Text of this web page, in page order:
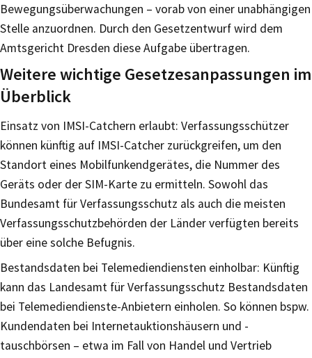
Bewegungsüberwachungen – vorab von einer unabhängigen
Stelle anzuordnen. Durch den Gesetzentwurf wird dem
Amtsgericht Dresden diese Aufgabe übertragen.
Weitere wichtige Gesetzesanpassungen im
Überblick
Einsatz von IMSI-Catchern erlaubt: Verfassungsschützer
können künftig auf IMSI-Catcher zurückgreifen, um den
Standort eines Mobilfunkendgerätes, die Nummer des
Geräts oder der SIM-Karte zu ermitteln. Sowohl das
Bundesamt für Verfassungsschutz als auch die meisten
Verfassungsschutzbehörden der Länder verfügten bereits
über eine solche Befugnis.
Bestandsdaten bei Telemediendiensten einholbar: Künftig
kann das Landesamt für Verfassungsschutz Bestandsdaten
bei Telemediendienste-Anbietern einholen. So können bspw.
Kundendaten bei Internetauktionshäusern und -
tauschbörsen – etwa im Fall von Handel und Vertrieb